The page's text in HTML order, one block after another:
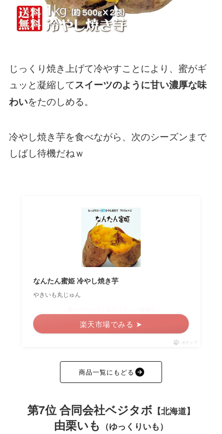
じっくり焼き上げて冷やすことにより、蜜がギ
ュッと凝縮してスイーツのように甘い濃厚な味
わいをたのしめる。
冷やし焼き芋を食べながら、次のシーズンまで
しばし待機だねｗ
なんたん蜜姫 冷やし焼き芋
やきいも丸じゅん
楽天市場でみる ➤
ポチップ
商品一覧にもどる
第7位 合同会社ベジタボ 【北海道】
由栗いも （ゆっくりいも）